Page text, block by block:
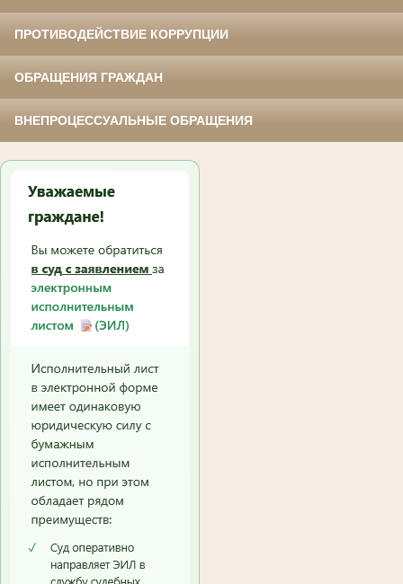
ПРОТИВОДЕЙСТВИЕ КОРРУПЦИИ
ОБРАЩЕНИЯ ГРАЖДАН
ВНЕПРОЦЕССУАЛЬНЫЕ ОБРАЩЕНИЯ